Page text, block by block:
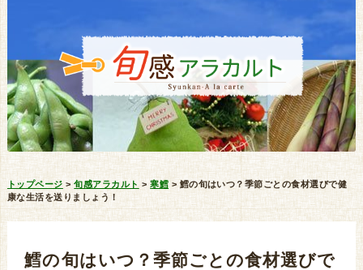
トップページ >旬感アラカルト >寒鱈 >鱈の旬はいつ？季節ごとの食材選びで健
康な生活を送りましょう！
鱈の旬はいつ？季節ごとの食材選びで